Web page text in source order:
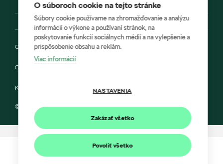
Ochrana osobných údajov
Cookies
Kontakt
© 2022 KARIREAL SLOVAKIA a Škoda Auto Slovensko s.r.o.
O súboroch cookie na tejto stránke
Súbory cookie používame na zhromažďovanie a analýzu
informácií o výkone a používaní stránok, na
poskytovanie funkcií sociálnych médií a na vylepšenie a
prispôsobenie obsahu a reklám.
Viac informácií
NASTAVENIA
Zakázať všetko
Povoliť všetko